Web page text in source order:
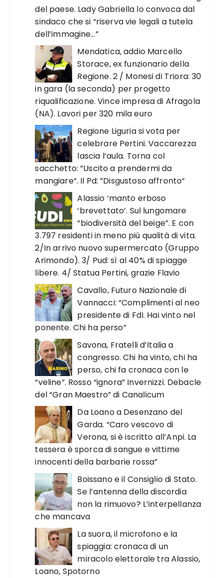
del paese. Lady Gabriella lo convoca dal
sindaco che si “riserva vie legali a tutela
dell’immagine…”
Mendatica, addio Marcello
Storace, ex funzionario della
Regione. 2 / Monesi di Triora: 30
in gara (la seconda) per progetto
riqualificazione. Vince impresa di Afragola
(NA). Lavori per 320 mila euro
Regione Liguria si vota per
celebrare Pertini. Vaccarezza
lascia l’aula. Torna col
sacchetto: ”Uscito a prendermi da
mangiare“. Il Pd: ”Disgustoso affronto“
Alassio ‘manto erboso
‘brevettato’. Sul lungomare
“biodiversità del beige”. E con
3.797 residenti in meno più qualità di vita.
2/In arrivo nuovo supermercato (Gruppo
Arimondo). 3/ Pud: sì al 40% di spiagge
libere. 4/ Statua Pertini, grazie Flavio
Cavallo, Futuro Nazionale di
Vannacci: “Complimenti al neo
presidente di FdI. Hai vinto nel
ponente. Chi ha perso”
Savona, Fratelli d’Italia a
congresso. Chi ha vinto, chi ha
perso, chi fa cronaca con le
“veline”. Rosso “ignora” Invernizzi. Debacle
del “Gran Maestro” di Canalicum
Da Loano a Desenzano del
Garda. “Caro vescovo di
Verona, si è iscritto all’Anpi. La
tessera è sporca di sangue e vittime
innocenti della barbarie rossa”
Boissano e il Consiglio di Stato.
Se l’antenna della discordia
non la rimuovo? L’interpellanza
che mancava
La suora, il microfono e la
spiaggia: cronaca di un
miracolo elettorale tra Alassio,
Loano, Spotorno